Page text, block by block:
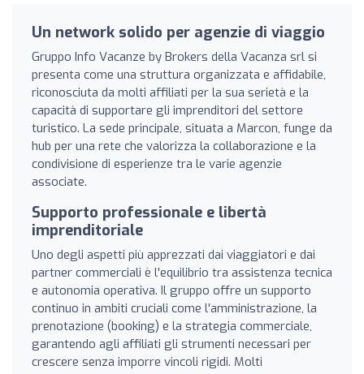
Un network solido per agenzie di viaggio
Gruppo Info Vacanze by Brokers della Vacanza srl si
presenta come una struttura organizzata e affidabile,
riconosciuta da molti affiliati per la sua serietà e la
capacità di supportare gli imprenditori del settore
turistico. La sede principale, situata a Marcon, funge da
hub per una rete che valorizza la collaborazione e la
condivisione di esperienze tra le varie agenzie
associate.
Supporto professionale e libertà
imprenditoriale
Uno degli aspetti più apprezzati dai viaggiatori e dai
partner commerciali è l'equilibrio tra assistenza tecnica
e autonomia operativa. Il gruppo offre un supporto
continuo in ambiti cruciali come l'amministrazione, la
prenotazione (booking) e la strategia commerciale,
garantendo agli affiliati gli strumenti necessari per
crescere senza imporre vincoli rigidi. Molti